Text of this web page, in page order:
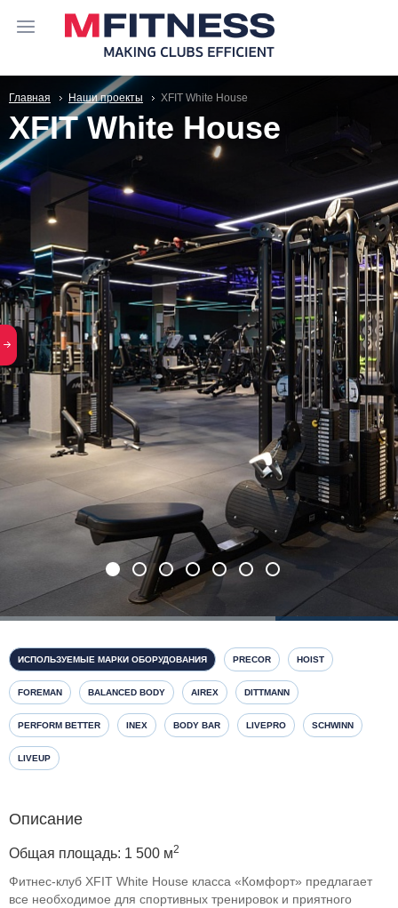
Главная Наши проекты XFIT White House
XFIT White House
ИСПОЛЬЗУЕМЫЕ МАРКИ ОБОРУДОВАНИЯ PRECOR HOIST
FOREMAN BALANCED BODY AIREX DITTMANN
PERFORM BETTER INEX BODY BAR LIVEPRO SCHWINN
LIVEUP
Описание
Общая площадь: 1 500 м2
Фитнес-клуб XFIT White House класса «Комфорт» предлагает
все необходимое для спортивных тренировок и приятного